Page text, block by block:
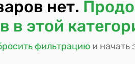
нет.
в этой
фильтрацию и начать